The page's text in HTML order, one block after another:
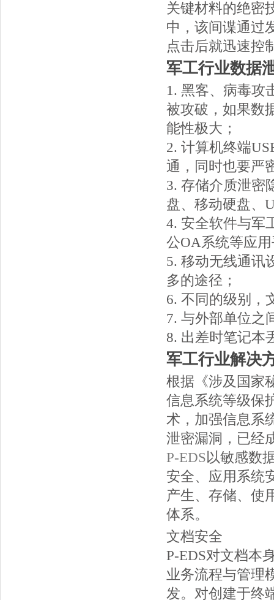
关键材料的绝密
中，该间谍通过
点击后就迅速控
军工行业数据
1. 黑客、病毒攻
被攻破，如果数
能性极大；
2. 计算机终端
通，同时也要严
3. 存储介质泄密
盘、移动硬盘、
4. 安全软件与军
公OA系统等应
5. 移动无线通讯
多的途径；
6. 不同的级别，
7. 与外部单位之
8. 出差时笔记本
军工行业解
根据《涉及国家
信息系统等级保
术，加强信息系
泄密漏洞，已经
P-EDS以敏感数
安全、应用系统
产生、存储、使
体系。
文档安全
P-EDS对文档本
业务流程与管理
发。对创建于终